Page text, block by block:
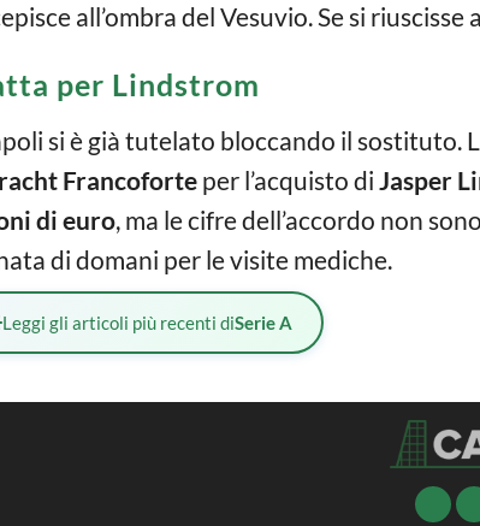
all’ombra del Vesuvio. Se si
per Lindstrom
si è già tutelato bloccando il sostituto.
Francoforte per l’acquisto di Jasper
di euro, ma le cifre dell’accordo non
di domani per le visite mediche.
Leggi gli articoli più recenti diSerie A